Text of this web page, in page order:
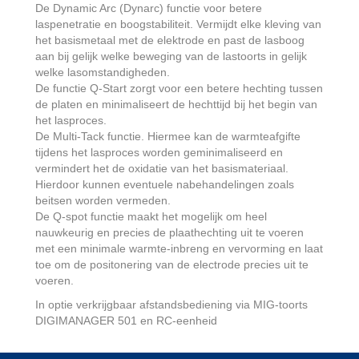
De Dynamic Arc (Dynarc) functie voor betere
laspenetratie en boogstabiliteit. Vermijdt elke kleving van
het basismetaal met de elektrode en past de lasboog
aan bij gelijk welke beweging van de lastoorts in gelijk
welke lasomstandigheden.
De functie Q-Start zorgt voor een betere hechting tussen
de platen en minimaliseert de hechttijd bij het begin van
het lasproces.
De Multi-Tack functie. Hiermee kan de warmteafgifte
tijdens het lasproces worden geminimaliseerd en
vermindert het de oxidatie van het basismateriaal.
Hierdoor kunnen eventuele nabehandelingen zoals
beitsen worden vermeden.
De Q-spot functie maakt het mogelijk om heel
nauwkeurig en precies de plaathechting uit te voeren
met een minimale warmte-inbreng en vervorming en laat
toe om de positonering van de electrode precies uit te
voeren.
In optie verkrijgbaar afstandsbediening via MIG-toorts
DIGIMANAGER 501 en RC-eenheid